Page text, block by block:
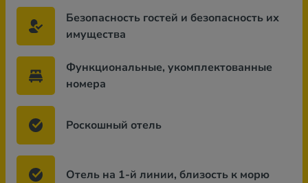
Безопасность гостей и безопасность их
имущества
Функциональные, укомплектованные
номера
Роскошный отель
Отель на 1-й линии, близость к морю